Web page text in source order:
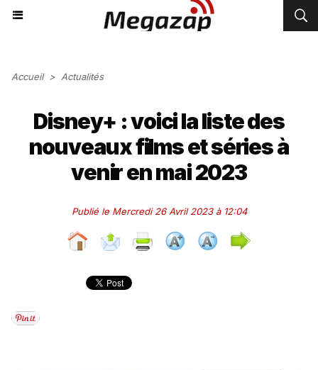
Accueil > Actualités
Disney+ : voici la liste des
nouveaux films et séries à
venir en mai 2023
Publié le Mercredi 26 Avril 2023 à 12:04